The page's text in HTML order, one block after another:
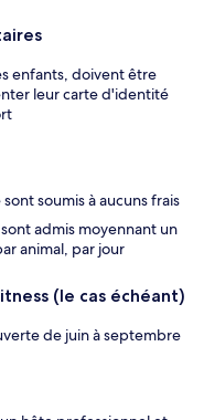
enfants, doivent être
leur carte d'identité
soumis à aucuns frais
admis moyennant un
animal, par jour
(le cas échéant)
de juin à septembre